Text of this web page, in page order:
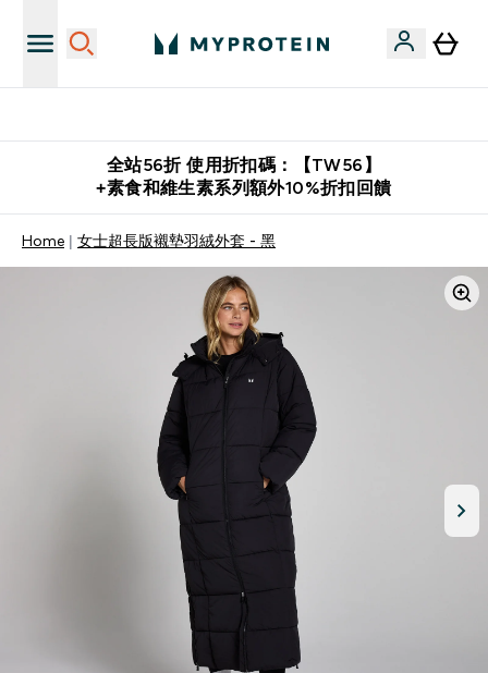
全站56折 使用折扣碼：【TW56】
+素食和維生素系列額外10%折扣回饋
Home 女士超長版襯墊羽絨外套 - 黑